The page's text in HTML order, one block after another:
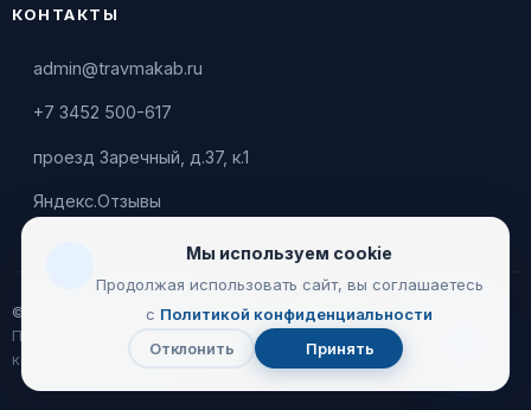
КОНТАКТЫ
admin@travmakab.ru
+7 3452 500-617
проезд Заречный, д.37, к.1
Яндекс.Отзывы
© 2026 Leontiev Clinic
Пользовательское соглашение
конфиденциальности
с
Мы используем cookie
Продолжая использовать сайт, вы соглашаетесь
с Политикой конфиденциальности
Отклонить Принять